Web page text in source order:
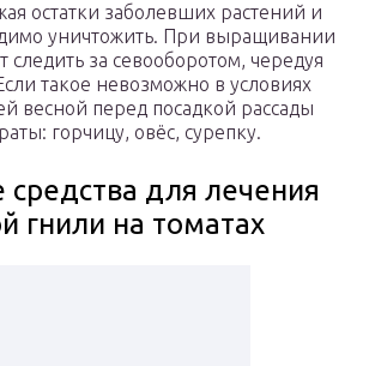
остатки заболевших растений и
уничтожить. При выращивании
следить за севооборотом, чередуя
такое невозможно в условиях
весной перед посадкой рассады
горчицу, овёс, сурепку.
для лечения
гнили на томатах